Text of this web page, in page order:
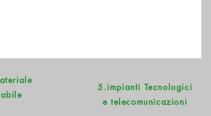
5.impianti Tecnologici
e telecomunicazioni